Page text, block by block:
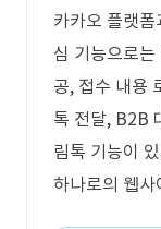
카카오 플랫
심 기능으로는
공, 접수 내용
톡 전달, B2B
림톡 기능이
하나로의 웹사